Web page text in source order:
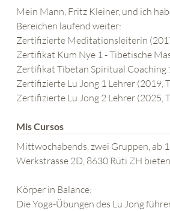
Mein Mann, Fritz Kleiner, und ich
Bereichen laufend weiter:
Zertifizierte Meditationsleiterin
Zertifikat Kum Nye 1 - Tibetische
Zertifikat Tibetan Spiritual Coaching
Zertifizierte Lu Jong 1 Lehrer (2019,
Zertifizierte Lu Jong 2 Lehrer (2025,
Mis Cursos
Mittwochabends, zwei Gruppen, ab
Werkstrasse 2D, 8630 Rüti ZH
Körper in Balance:
Die Yoga-Übungen des Lu Jong